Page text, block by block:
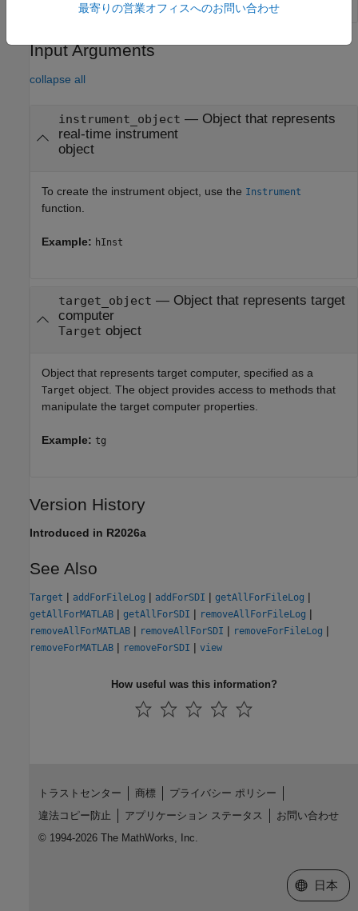
Input Arguments
collapse all
instrument_object — Object that represents
real-time instrument
object
To create the instrument object, use the Instrument
function.
Example: hInst
target_object — Object that represents target
computer
Target object
Object that represents target computer, specified as a
Target object. The object provides access to methods that
manipulate the target computer properties.
Example: tg
Version History
Introduced in R2026a
See Also
Target | addForFileLog | addForSDI | getAllForFileLog |
getAllForMATLAB | getAllForSDI | removeAllForFileLog |
removeAllForMATLAB | removeAllForSDI | removeForFileLog |
removeForMATLAB | removeForSDI | view
How useful was this information?
最寄りの営業オフィスへのお問い合わせ
トラストセンター 商標
プライバシー ポリシー
違法コピー防止
アプリケーション ステータス
お問い合わせ
© 1994-2026 The MathWorks, Inc.
Web サイ
日本